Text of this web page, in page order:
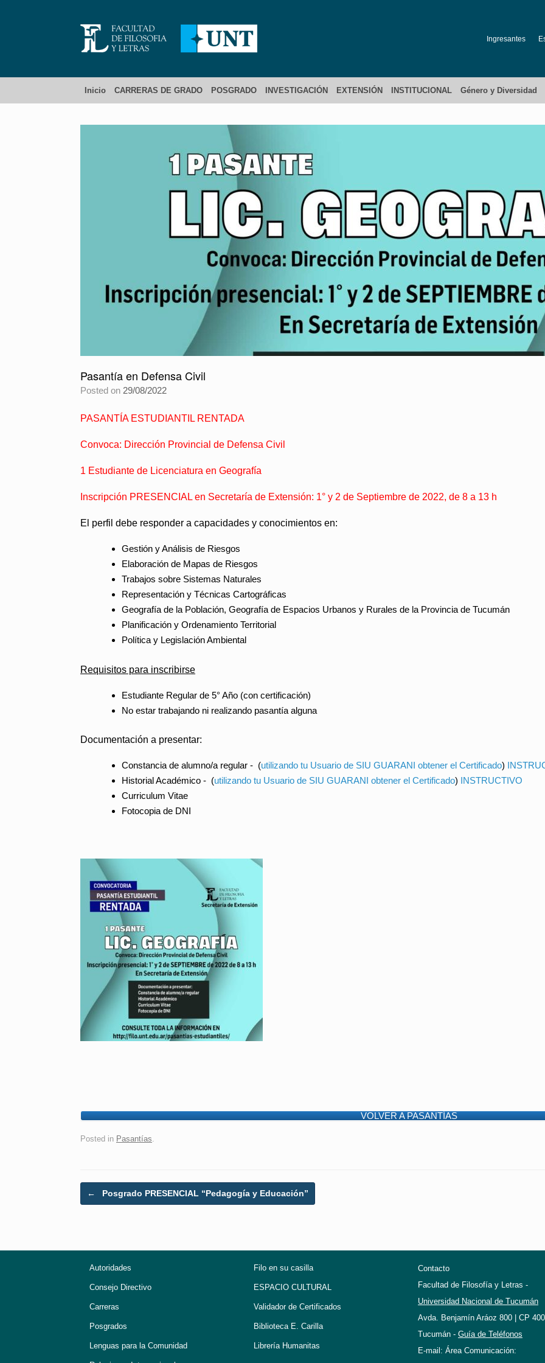
Ingresantes
Inicio CARRERAS DE GRADO POSGRADO INVESTIGACIÓN EXTENSIÓN INSTITUCIONAL Género y Diversidad
Pasantía en Defensa Civil
Posted on 29/08/2022
PASANTÍA ESTUDIANTIL RENTADA
Convoca: Dirección Provincial de Defensa Civil
1 Estudiante de Licenciatura en Geografía
Inscripción PRESENCIAL en Secretaría de Extensión: 1° y 2 de Septiembre de 2022, de 8 a 13 h
El perfil debe responder a capacidades y conocimientos en:
Gestión y Análisis de Riesgos
Elaboración de Mapas de Riesgos
Trabajos sobre Sistemas Naturales
Representación y Técnicas Cartográficas
Geografía de la Población, Geografía de Espacios Urbanos y Rurales de la Provincia de Tucumán
Planificación y Ordenamiento Territorial
Política y Legislación Ambiental
Requisitos para inscribirse
Estudiante Regular de 5° Año (con certificación)
No estar trabajando ni realizando pasantía alguna
Documentación a presentar:
Constancia de alumno/a regular - (utilizando tu Usuario de SIU GUARANI obtener el Certificado)
Historial Académico - (utilizando tu Usuario de SIU GUARANI obtener el Certificado) INSTRUCTIVO
Curriculum Vitae
Fotocopia de DNI
VOLVER A PASANTÍAS
Posted in Pasantías
Post navigation
← Posgrado PRESENCIAL “Pedagogía y Educación”
Autoridades
Consejo Directivo
Carreras
Posgrados
Lenguas para la Comunidad
Filo en su casilla
ESPACIO CULTURAL
Validador de Certificados
Biblioteca E. Carilla
Librería Humanitas
Contacto
Facultad de Filosofía y Letras -
Universidad Nacional de Tucumán
Avda. Benjamín Aráoz 800 | CP
Tucumán - Guía de Teléfonos
E-mail: Área Comunicación: